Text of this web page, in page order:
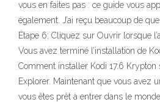
vous en faites pas : ce guide vous
également. J’ai reçu beaucoup de
Étape 6: Cliquez sur Ouvrir lorsque
Vous avez terminé l’installation de
Comment installer Kodi 17.6 Krypton
Explorer. Maintenant que vous avez
vous êtes prêt à entrer dans le